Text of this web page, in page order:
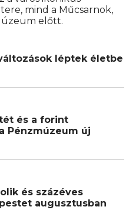
mind a Műcsarnok,
előtt.
léptek életbe
és a forint
Pénzmúzeum új
és százéves
augusztusban